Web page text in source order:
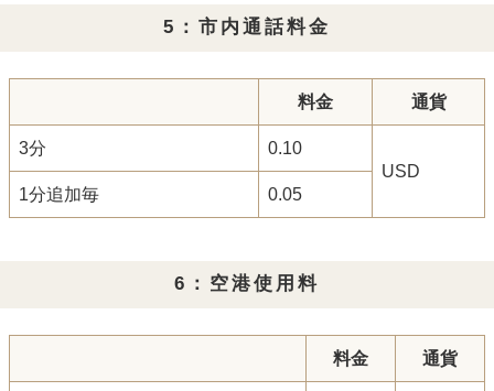
5：市内通話料金
料金 通貨
3分
0.10
USD
1分追加毎
0.05
6：空港使用料
料金 通貨